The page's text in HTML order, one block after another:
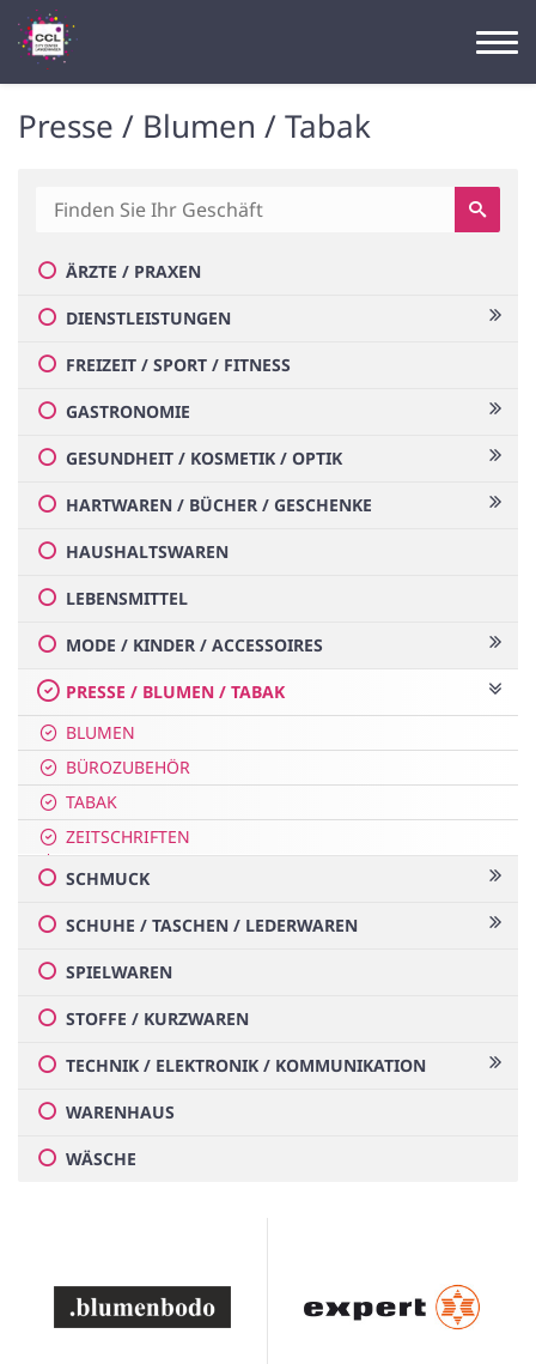
Presse / Blumen / Tabak
ÄRZTE / PRAXEN
DIENSTLEISTUNGEN
FREIZEIT / SPORT / FITNESS
GASTRONOMIE
GESUNDHEIT / KOSMETIK / OPTIK
HARTWAREN / BÜCHER / GESCHENKE
HAUSHALTSWAREN
LEBENSMITTEL
MODE / KINDER / ACCESSOIRES
PRESSE / BLUMEN / TABAK
BLUMEN
BÜROZUBEHÖR
TABAK
ZEITSCHRIFTEN
SCHMUCK
SCHUHE / TASCHEN / LEDERWAREN
SPIELWAREN
STOFFE / KURZWAREN
TECHNIK / ELEKTRONIK / KOMMUNIKATION
WARENHAUS
WÄSCHE